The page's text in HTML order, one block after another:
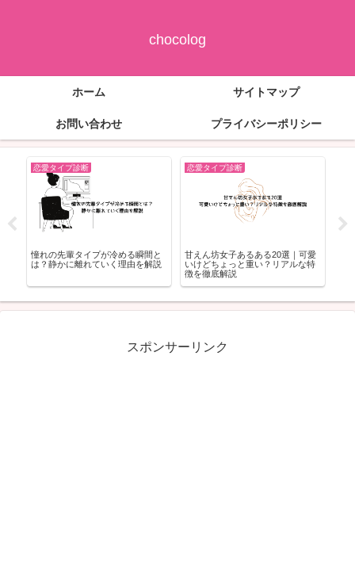
chocolog
ホーム サイトマップ
お問い合わせ プライバシーポリシー
恋愛タイプ診断
ラブキャラ64「不思議生命体」の
MBTI｜“型に当てはまらない感覚
恋愛タイプ診断
コアラ系女子の特徴とは？性格・
恋愛傾向・モテる理由を徹底解説
スポンサーリンク